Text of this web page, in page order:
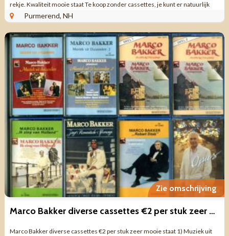
rekje. Kwaliteit mooie staat Te koop zonder cassettes, je kunt er natuurlijk
ook tot 11 ...
Purmerend, NH
Zie omschrijving
Marco Bakker diverse cassettes €2 per stuk zeer mooie staat
Marco Bakker diverse cassettes €2 per stuk zeer mooie staat 1) Muziek uit